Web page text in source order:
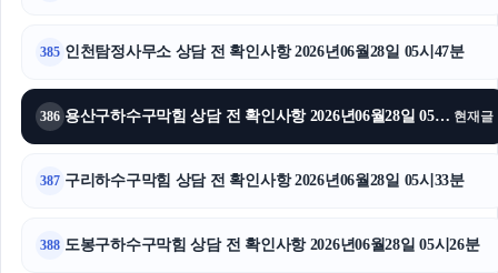
385 인천탐정사무소 상담 전 확인사항 2026년06월28일 05시47분
386 용산구하수구막힘 상담 전 확인사항 2026년06월28일 05시42분 현재글
387 구리하수구막힘 상담 전 확인사항 2026년06월28일 05시33분
388 도봉구하수구막힘 상담 전 확인사항 2026년06월28일 05시26분